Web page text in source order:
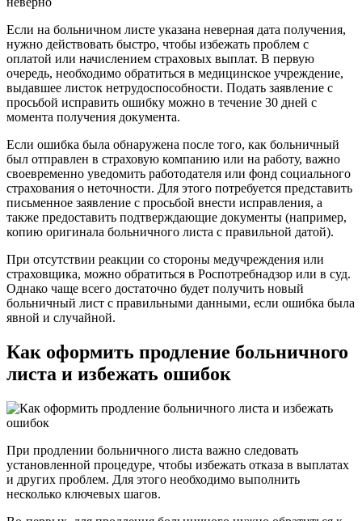
Если на больничном листе указана неверная дата получения,
нужно действовать быстро, чтобы избежать проблем с
оплатой или начислением страховых выплат. В первую
очередь, необходимо обратиться в медицинское учреждение,
выдавшее листок нетрудоспособности. Подать заявление с
просьбой исправить ошибку можно в течение 30 дней с
момента получения документа.
Если ошибка была обнаружена после того, как больничный
был отправлен в страховую компанию или на работу, важно
своевременно уведомить работодателя или фонд социального
страхования о неточности. Для этого потребуется представить
письменное заявление с просьбой внести исправления, а
также предоставить подтверждающие документы (например,
копию оригинала больничного листа с правильной датой).
При отсутствии реакции со стороны медучреждения или
страховщика, можно обратиться в Роспотребнадзор или в суд.
Однако чаще всего достаточно будет получить новый
больничный лист с правильными данными, если ошибка была
явной и случайной.
Как оформить продление больничного
листа и избежать ошибок
При продлении больничного листа важно следовать
установленной процедуре, чтобы избежать отказа в выплатах
и других проблем. Для этого необходимо выполнить
несколько ключевых шагов.